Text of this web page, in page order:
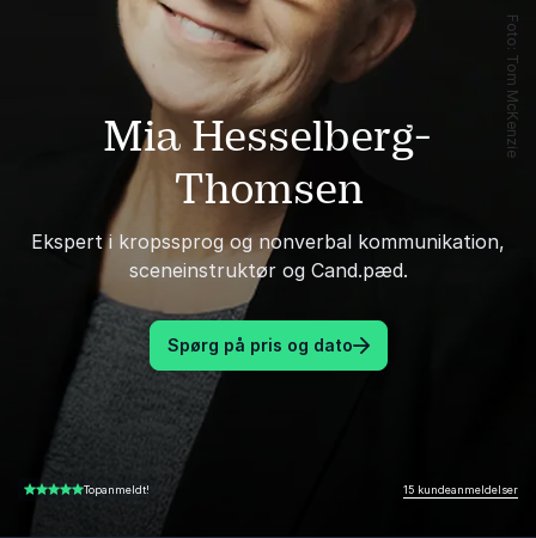
Mia Hesselberg-
Thomsen
Ekspert i kropssprog og nonverbal kommunikation,
sceneinstruktør og Cand.pæd.
Spørg på pris og dato
4.93 ud af 5Topanmeldt! 15 kundeanmeldelser
Foto: Tom McKenzie